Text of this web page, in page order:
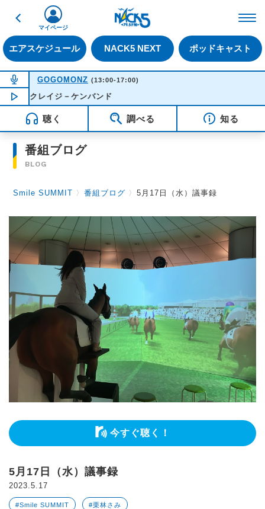
戻る
エアスケジュール NACK5 NEXT ポッドキャスト
マイページ
NOW ON AIR
GOGOMONZ (13:00-17:00)
NOW PLAYING15:17
クレイジ－ケンバンド
聴く 調べる 知る
番組ブログ
BLOG
Smile SUMMIT 〉番組ブログ 〉5月17日（水）議事録
今すぐ聴く！
5月17日（水）議事録
2023.5.17
#Smile SUMMIT #栗林さみ